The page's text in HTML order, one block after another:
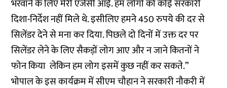
भरवाने के लिए मेरी एजेंसी आईं. हम लोगों को कोई सरकारी
दिशा-निर्देश नहीं मिले थे. इसीलिए हमने 450 रुपये की दर से
सिलेंडर देने से मना कर दिया. पिछले दो दिनों में उक्त दर पर
सिलेंडर लेने के लिए सैकड़ों लोग आए और न जाने कितनों ने
फोन किया लेकिन हम लोग इसमें कुछ नहीं कर सकते.”
भोपाल के इस कार्यक्रम में सीएम चौहान ने सरकारी नौकरी में